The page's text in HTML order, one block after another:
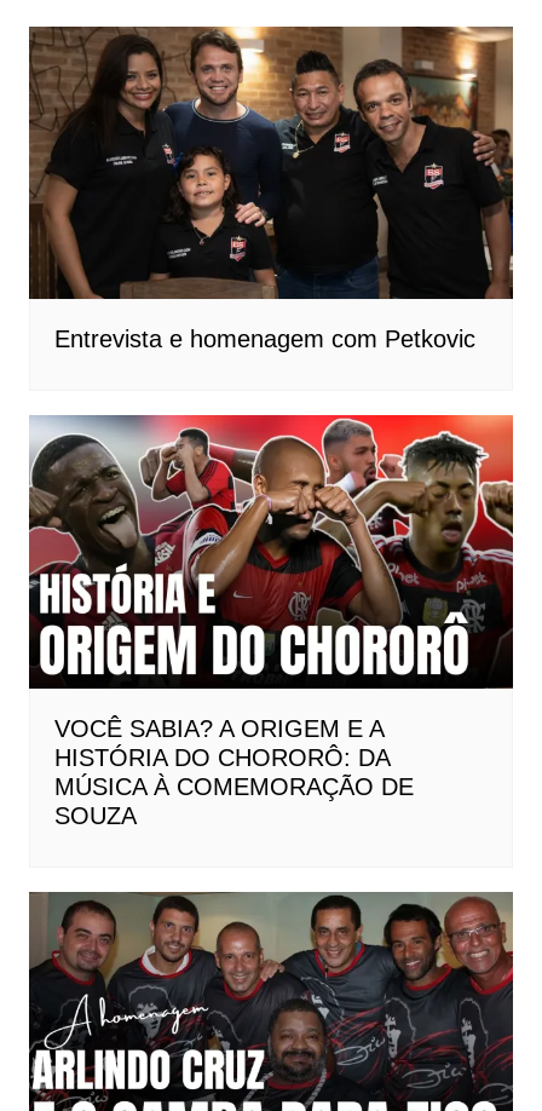
Entrevista e homenagem com Petkovic
VOCÊ SABIA? A ORIGEM E A
HISTÓRIA DO CHORORÔ: DA
MÚSICA À COMEMORAÇÃO DE
SOUZA